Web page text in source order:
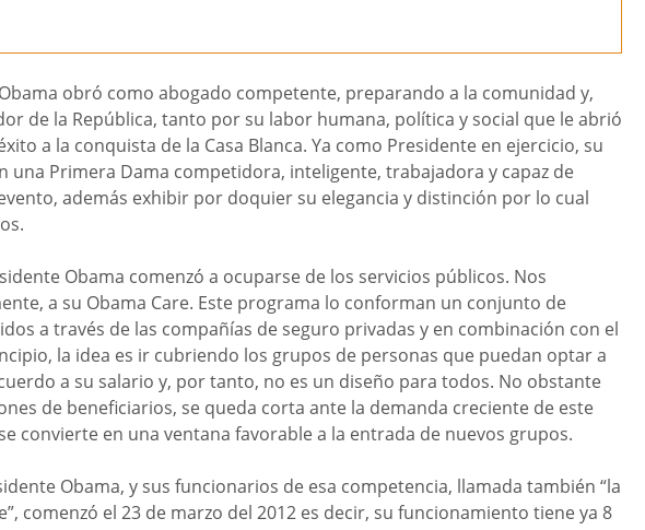
obró como abogado competente, preparando a la comunidad y,
de la República, tanto por su labor humana, política y social que le abrió
a la conquista de la Casa Blanca. Ya como Presidente en ejercicio, su
una Primera Dama competidora, inteligente, trabajadora y capaz de
además exhibir por doquier su elegancia y distinción por lo cual
Obama comenzó a ocuparse de los servicios públicos. Nos
a su Obama Care. Este programa lo conforman un conjunto de
a través de las compañías de seguro privadas y en combinación con el
la idea es ir cubriendo los grupos de personas que puedan optar a
a su salario y, por tanto, no es un diseño para todos. No obstante
de beneficiarios, se queda corta ante la demanda creciente de este
convierte en una ventana favorable a la entrada de nuevos grupos.
Obama, y sus funcionarios de esa competencia, llamada también “la
comenzó el 23 de marzo del 2012 es decir, su funcionamiento tiene ya 8